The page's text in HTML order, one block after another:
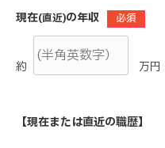
現在(直近)の年収 必須
約 万円
【現在または直近の職歴】